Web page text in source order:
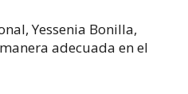
Yessenia Bonilla,
adecuada en el